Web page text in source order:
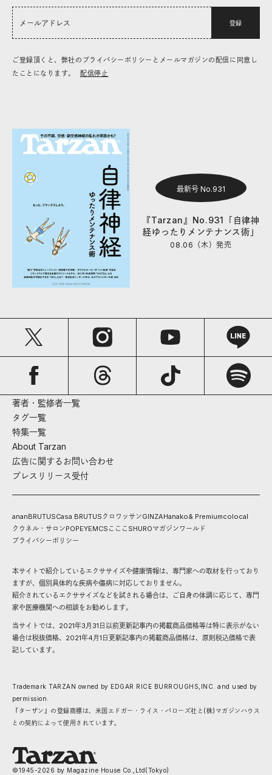
登録
ご登録頂くと、弊社のプライバシーポリシーとメールマガジンの配信に同意し
たことになります。
配信停止
最新号 No.931
『Tarzan』No.931「自律神
経ゆったりメンテナンス術」
08.06（木）発売
著者・監修者一覧
タグ一覧
特集一覧
About Tarzan
広告に関するお問い合わせ
プレスリリース受付
ananBRUTUSCasa BRUTUS クロワッサンGINZAHanako& Premiumcolocal
クウネル・サロンPOPEYEMCS こここ SHUROマガジンワールド
プライバシーポリシー
本サイトで紹介しているエクササイズや健康情報は、専門家への取材を行っており
ますが、個別具体的な疾病や傷病に対応しておりません。
紹介されているエクササイズなどを試される場合は、ご自身の体調に応じて、専門
家や医療機関への相談をお勧めします。
当サイトでは、2021年3月31日以前更新記事内の掲載商品価格等は特に表示がない
場合は税抜価格、2021年4月1日更新記事内の掲載商品価格は、原則税込価格で表
記しています。
Trademark TARZAN owned by EDGAR RICE BURROUGHS,INC. and used by
permission.
『ターザン』の登録商標は、米国エドガー・ライス・バローズ社と(株)マガジンハウス
との契約によって使用されています。
©1945-2026 by Magazine House Co.,Ltd(Tokyo)